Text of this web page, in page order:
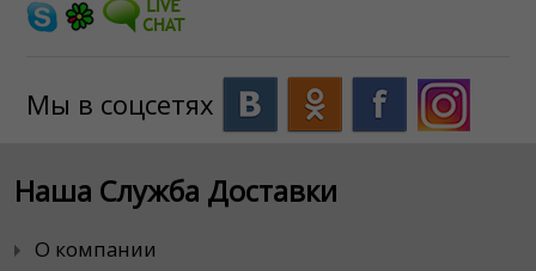
Мы в соцсетях
Наша Служба Доставки
О компании